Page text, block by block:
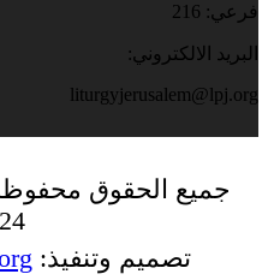
فرعي: 216
البريد الالكتروني:
liturgyjerusalem@lpj.org
جميع الحقوق
تصميم وتنفيذ: